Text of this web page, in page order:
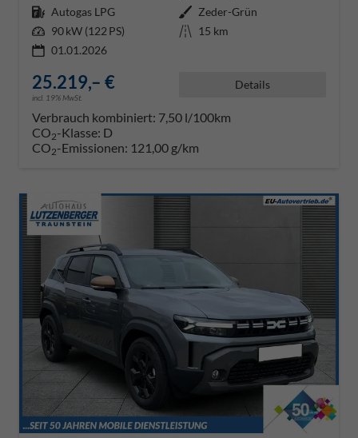
Kraftstoff Autogas LPG Außenfarbe Zeder-Grün
Leistung 90 kW (122 PS) Kilometerstand 15 km
01.01.2026
25.219,– €
incl. 19% MwSt.
Details
Verbrauch kombiniert: 7,50 l/100km
CO2-Klasse: D
CO2-Emissionen: 121,00 g/km